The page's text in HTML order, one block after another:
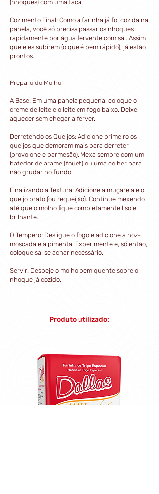
(nhoques) com uma faca.
Cozimento Final: Como a farinha já foi cozida na
panela, você só precisa passar os nhoques
rapidamente por água fervente com sal. Assim
que eles subirem (o que é bem rápido), já estão
prontos.
Preparo do Molho
A Base: Em uma panela pequena, coloque o
creme de leite e o leite em fogo baixo. Deixe
aquecer sem chegar a ferver.
Derretendo os Queijos: Adicione primeiro os
queijos que demoram mais para derreter
(provolone e parmesão). Mexa sempre com um
batedor de arame (fouet) ou uma colher para
não grudar no fundo.
Finalizando a Textura: Adicione a muçarela e o
queijo prato (ou requeijão). Continue mexendo
até que o molho fique completamente liso e
brilhante.
O Tempero: Desligue o fogo e adicione a noz-
moscada e a pimenta. Experimente e, só então,
coloque sal se achar necessário.
Servir: Despeje o molho bem quente sobre o
nhoque já cozido.
Produto utilizado: